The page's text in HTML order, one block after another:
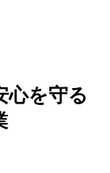
心を守る